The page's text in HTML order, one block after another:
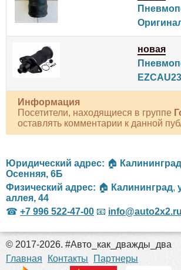
новая
Информация
Посетители, находящиеся в группе
оставлять комментарии к данной
Юридический адрес: 🏠 Калининград
Осенняя, 6Б
Физический адрес: 🏠 Калининград,
аллея, 44
☎ +7 996 522-47-00 📧 info@auto2x2.ru
© 2017-2026. #Авто_как_дважды_два
Главная
Контакты Партнеры